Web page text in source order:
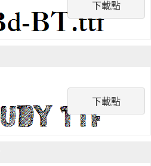
下載點
下載點